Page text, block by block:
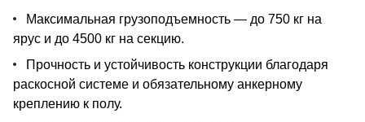
Максимальная грузоподъемность — до 750 кг на
ярус и до 4500 кг на секцию.
Прочность и устойчивость конструкции благодаря
раскосной системе и обязательному анкерному
креплению к полу.